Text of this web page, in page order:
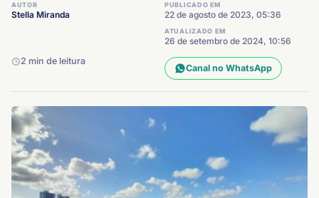
AUTOR
Stella Miranda
PUBLICADO EM
22 de agosto de 2023, 05:36
ATUALIZADO EM
26 de setembro de 2024, 10:56
2 min de leitura
Canal no WhatsApp